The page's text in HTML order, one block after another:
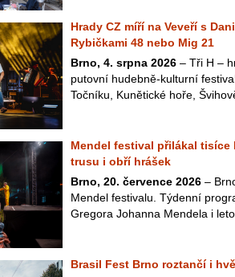
Hrady CZ míří na Veveří s
Rybičkami 48 nebo Mig 21
Brno, 4. srpna 2026 – Tři H –
putovní hudebně-kulturní
Točníku, Kunětické hoře,
Mendel festival přilákal tisíce
trusu i obří hrášek
Brno, 20. července 2026 –
Mendel festivalu. Týdenní
Gregora Johanna Mendela i
Brasil Fest Brno roztančí i